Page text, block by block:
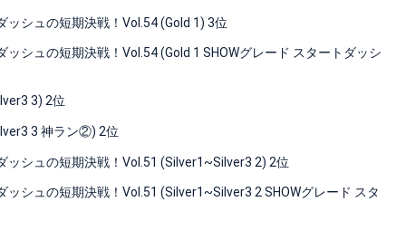
シュの短期決戦！Vol.54 (Gold 1) 3位
シュの短期決戦！Vol.54 (Gold 1 SHOWグレード スタートダッシ
3) 2位
3 神ラン②) 2位
ッシュの短期決戦！Vol.51 (Silver1~Silver3 2) 2位
シュの短期決戦！Vol.51 (Silver1~Silver3 2 SHOWグレード スタ